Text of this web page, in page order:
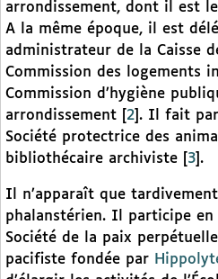
arrondissement, dont il est
A la même époque, il est
administrateur de la Caisse
Commission des logements
Commission d’hygiène
arrondissement
2 . Il fait
Société protectrice des
bibliothécaire archiviste
3 .
Il n’apparaît que
phalanstérien. Il participe
Société de la paix
pacifiste fondée par